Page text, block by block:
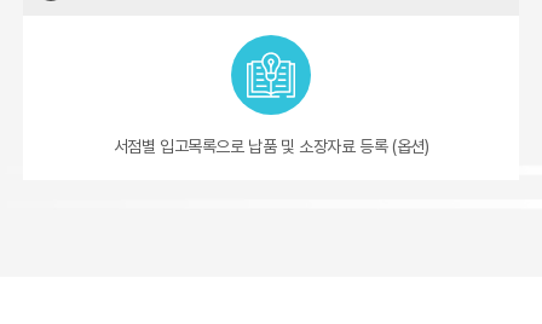
서점별 입고목록으로 납품 및 소장자료 등록 (옵션)